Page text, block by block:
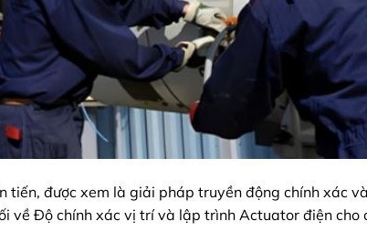
được xem là giải pháp truyền động chính xác
về Độ chính xác vị trí và lập trình Actuator điện cho